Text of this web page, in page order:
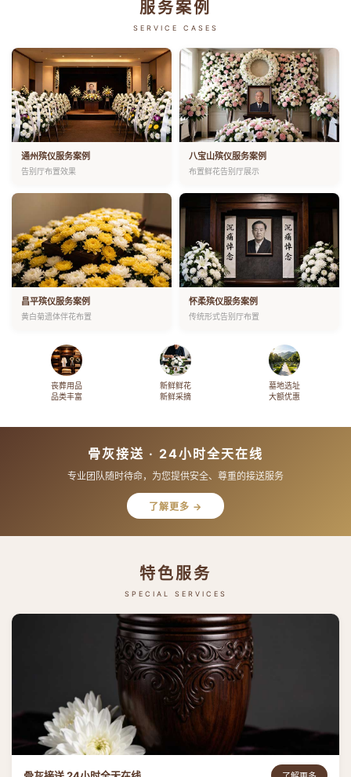
服务案例
SERVICE CASES
通州殡仪服务案例
告别厅布置效果
八宝山殡仪服务案例
布置鲜花告别厅展示
昌平殡仪服务案例
黄白菊遗体伴花布置
怀柔殡仪服务案例
传统形式告别厅布置
丧葬用品
品类丰富
新鲜鲜花
新鲜采摘
墓地选址
大额优惠
骨灰接送 · 24小时全天在线
专业团队随时待命，为您提供安全、尊重的接送服务
了解更多 →
特色服务
SPECIAL SERVICES